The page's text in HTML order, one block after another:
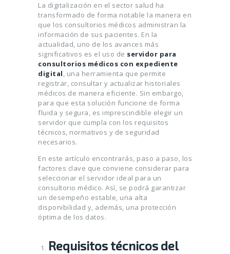
La digitalización en el sector salud ha
transformado de forma notable la manera en
que los consultorios médicos administran la
información de sus pacientes. En la
actualidad, uno de los avances más
significativos es el uso de servidor para
consultorios médicos con expediente
digital, una herramienta que permite
registrar, consultar y actualizar historiales
médicos de manera eficiente. Sin embargo,
para que esta solución funcione de forma
fluida y segura, es imprescindible elegir un
servidor que cumpla con los requisitos
técnicos, normativos y de seguridad
necesarios.
En este artículo encontrarás, paso a paso, los
factores clave que conviene considerar para
seleccionar el servidor ideal para un
consultorio médico. Así, se podrá garantizar
un desempeño estable, una alta
disponibilidad y, además, una protección
óptima de los datos.
Requisitos técnicos del